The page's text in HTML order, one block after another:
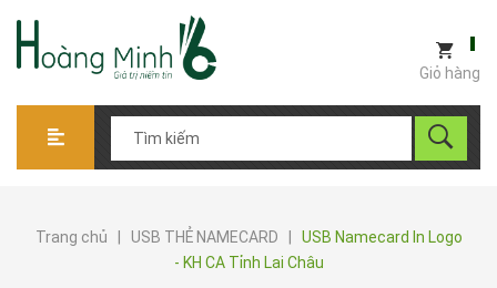
Giỏ hàng
Trang chủ USB THẺ NAMECARD
USB Namecard In Logo
- KH CA Tỉnh Lai Châu